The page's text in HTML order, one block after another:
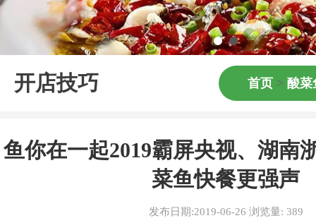
开店技巧 首页 > 酸菜
鱼你在一起2019霸屏央视、湖南
菜鱼快餐更强声
发布日期:2019-06-26 浏览量: 389